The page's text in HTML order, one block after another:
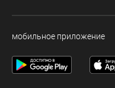
мобильное приложение